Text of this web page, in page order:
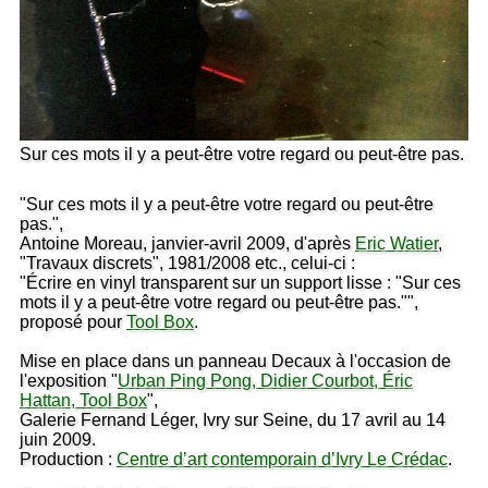
Sur ces mots il y a peut-être votre regard ou peut-être pas.
"Sur ces mots il y a peut-être votre regard ou peut-être
pas.",
Antoine Moreau, janvier-avril 2009, d'après Eric Watier,
"Travaux discrets", 1981/2008 etc., celui-ci :
"Écrire en vinyl transparent sur un support lisse : "Sur ces
mots il y a peut-être votre regard ou peut-être pas."",
proposé pour Tool Box.
Mise en place dans un panneau Decaux à l'occasion de
l'exposition "Urban Ping Pong, Didier Courbot, Éric
Hattan, Tool Box",
Galerie Fernand Léger, Ivry sur Seine, du 17 avril au 14
juin 2009.
Production : Centre d’art contemporain d’Ivry Le Crédac.